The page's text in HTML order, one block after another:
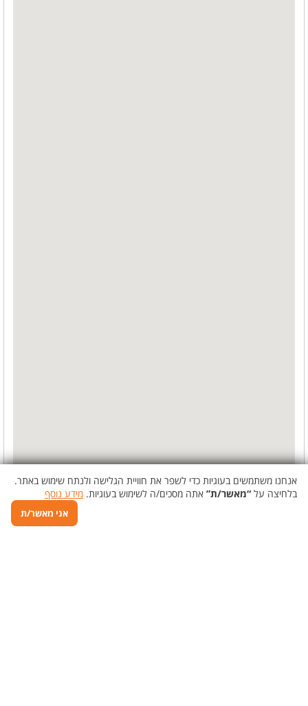
אנחנו משתמשים בעוגיות כדי לשפר את חוויית הגלישה ולנתח שימוש באתר.
בלחיצה על “מאשר/ת” אתה מסכים/ה לשימוש בעוגיות. מידע נוסף
אני מאשר/ת